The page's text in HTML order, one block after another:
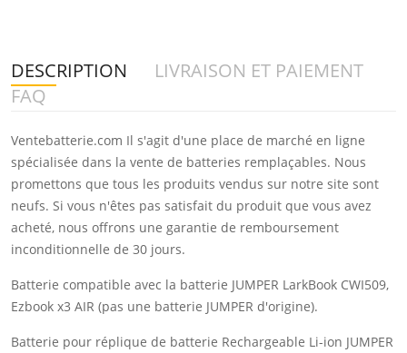
DESCRIPTION
LIVRAISON ET PAIEMENT
FAQ
Ventebatterie.com Il s'agit d'une place de marché en ligne
spécialisée dans la vente de batteries remplaçables. Nous
promettons que tous les produits vendus sur notre site sont
neufs. Si vous n'êtes pas satisfait du produit que vous avez
acheté, nous offrons une garantie de remboursement
inconditionnelle de 30 jours.
Batterie compatible avec la batterie JUMPER LarkBook CWI509,
Ezbook x3 AIR (pas une batterie JUMPER d'origine).
Batterie pour réplique de batterie Rechargeable Li-ion JUMPER